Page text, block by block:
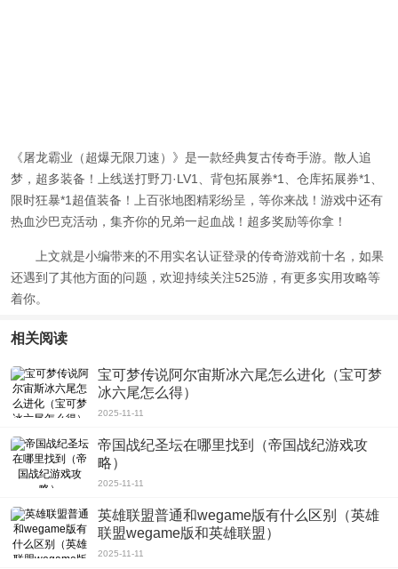
《屠龙霸业（超爆无限刀速）》是一款经典复古传奇手游。散人追
梦，超多装备！上线送打野刀·LV1、背包拓展券*1、仓库拓展券*1、
限时狂暴*1超值装备！上百张地图精彩纷呈，等你来战！游戏中还有
热血沙巴克活动，集齐你的兄弟一起血战！超多奖励等你拿！
上文就是小编带来的不用实名认证登录的传奇游戏前十名 ，如果
还遇到了其他方面的问题，欢迎持续关注525游，有更多实用攻略等
着你。
相关阅读
宝可梦传说阿尔宙斯冰六尾怎么进化（宝可梦
冰六尾怎么得）
2025-11-11
帝国战纪圣坛在哪里找到（帝国战纪游戏攻
略）
2025-11-11
英雄联盟普通和wegame版有什么区别（英雄
联盟wegame版和英雄联盟）
2025-11-11